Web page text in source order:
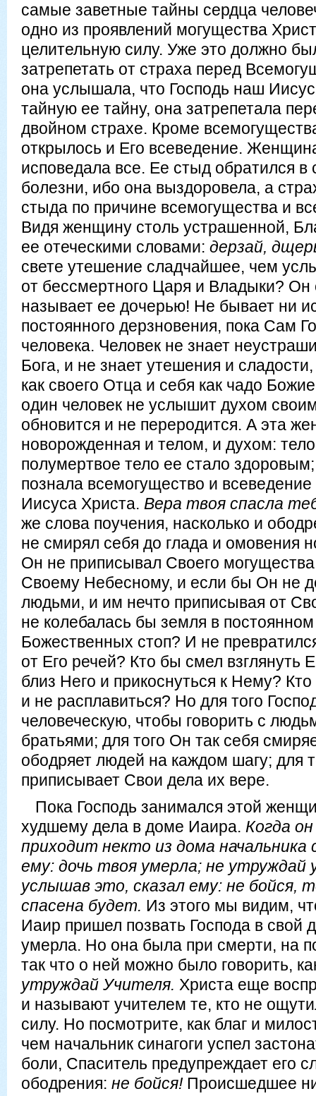
самые заветные тайны сердца
одно из проявлений могущества
целительную силу. Уже это должно
затрепетать от страха перед
она услышала, что Господь наш
тайную ее тайну, она затрепетала
двойном страхе. Кроме
открылось и Его всеведение.
исповедала все. Ее стыд обратился в
болезни, ибо она выздоровела, а
стыда по причине всемогущества и
Видя женщину столь устрашенной,
ее отеческими словами: дерзай,
свете утешение сладчайшее, чем
от бессмертного Царя и Владыки?
называет ее дочерью! Не бывает ни
постоянного дерзновения, пока Сам
человека. Человек не знает
Бога, и не знает утешения и
как своего Отца и себя как чадо
один человек не услышит духом
обновится и не переродится. А эта
новорожденная и телом, и духом:
полумертвое тело ее стало
познала всемогущество и
Иисуса Христа. Вера твоя спасла
же слова поучения, насколько и
не смирял себя до глада и омовения
Он не приписывал Своего
Своему Небесному, и если бы Он не
людьми, и им нечто приписывая от
не колебалась бы земля в
Божественных стоп? И не
от Его речей? Кто бы смел взглянуть
близ Него и прикоснуться к Нему?
и не расплавиться? Но для того
человеческую, чтобы говорить с
братьями; для того Он так себя
ободряет людей на каждом шагу; для
приписывает Свои дела их вере.
Пока Господь занимался этой
худшему дела в доме Иаира. Когда
приходит некто из дома начальника
ему: дочь твоя умерла; не утруждай
услышав это, сказал ему: не бойся,
спасена будет. Из этого мы видим,
Иаир пришел позвать Господа в свой
умерла. Но она была при смерти, на
так что о ней можно было говорить,
утруждай Учителя. Христа еще
и называют учителем те, кто не
силу. Но посмотрите, как благ и
чем начальник синагоги успел
боли, Спаситель предупреждает его
ободрения: не бойся! Происшедшее